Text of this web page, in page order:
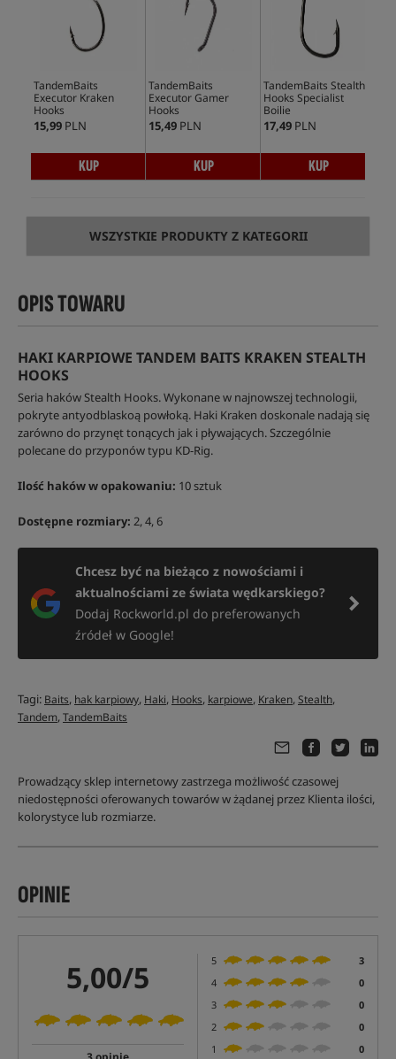
TandemBaits
Executor Kraken
Hooks
15,99 PLN
KUP
TandemBaits
Executor Gamer
Hooks
15,49 PLN
KUP
TandemBaits Stealth
Hooks Specialist
Boilie
17,49 PLN
KUP
WSZYSTKIE PRODUKTY Z KATEGORII
OPIS TOWARU
HAKI KARPIOWE TANDEM BAITS KRAKEN STEALTH
HOOKS
Seria haków Stealth Hooks. Wykonane w najnowszej technologii,
pokryte antyodblaskoą powłoką. Haki Kraken doskonale nadają się
zarówno do przynęt tonących jak i pływających. Szczególnie
polecane do przyponów typu KD-Rig.
Ilość haków w opakowaniu: 10 sztuk
Dostępne rozmiary: 2, 4, 6
Chcesz być na bieżąco z nowościami i
aktualnościami ze świata wędkarskiego?
Dodaj Rockworld.pl do preferowanych
źródeł w Google!
Tagi: Baits, hak karpiowy, Haki, Hooks, karpiowe, Kraken,Stealth,
Tandem,TandemBaits
Prowadzący sklep internetowy zastrzega możliwość czasowej
niedostępności oferowanych towarów w żądanej przez Klienta ilości,
kolorystyce lub rozmiarze.
OPINIE
5,00/5 5
3
4
0
3
0
2
0
1
0